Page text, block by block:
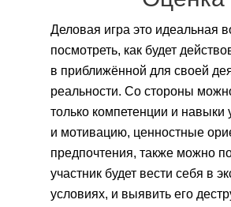
Деловая игра это идеальная
посмотреть, как будет
в приближённой для своей
реальности. Со стороны
только компетенции и навыки
и мотивацию, ценностные
предпочтения, также можно
участник будет вести себя в
условиях, и выявить его